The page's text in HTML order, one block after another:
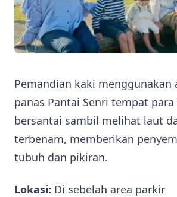
Pemandian kaki menggunakan
panas Pantai Senri tempat
bersantai sambil melihat laut
terbenam, memberikan
tubuh dan pikiran.
Lokasi: Di sebelah area parkir